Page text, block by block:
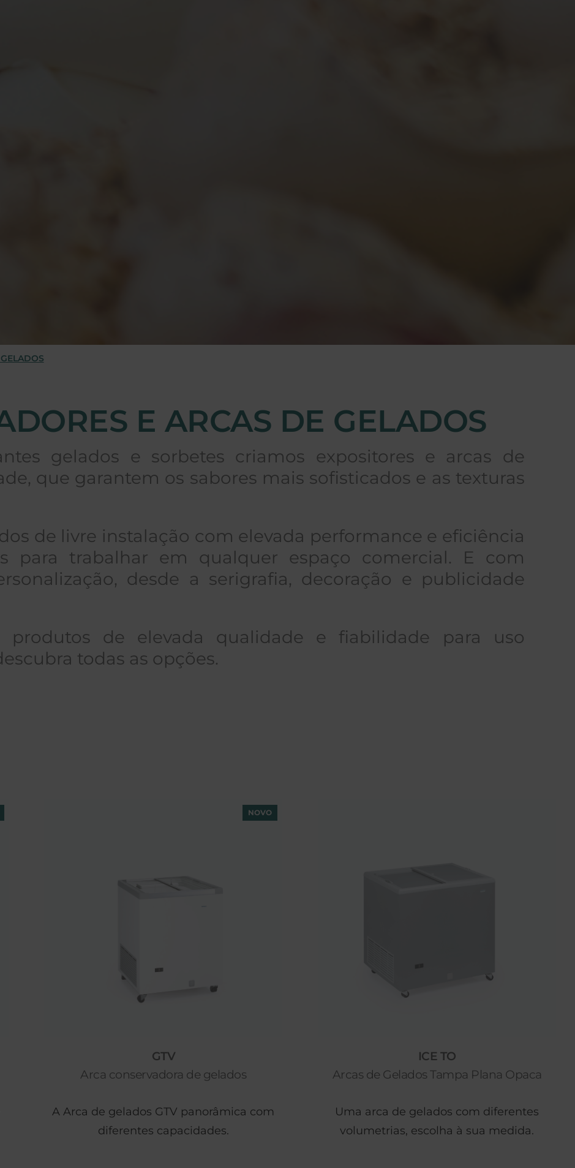
E ARCAS DE GELADOS
gelados e sorbetes criamos expositores e arcas de
que garantem os sabores mais sofisticados e as texturas
de livre instalação com elevada performance e eficiência
para trabalhar em qualquer espaço comercial. E com
desde a serigrafia, decoração e publicidade
produtos de elevada qualidade e fiabilidade para uso
todas as opções.
NOVO
GTV
Arca conservadora de gelados
A Arca de gelados GTV panorâmica com
diferentes capacidades.
ICE TO
Arcas de Gelados Tampa Plana Opaca
Uma arca de gelados com diferentes
volumetrias, escolha à sua medida.